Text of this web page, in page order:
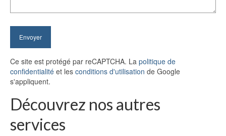
Ce site est protégé par reCAPTCHA. La politique de
confidentialité et les conditions d'utilisation de Google
s'appliquent.
Découvrez nos autres
services